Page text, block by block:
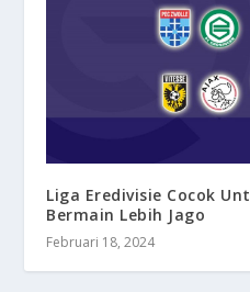
Liga Eredivisie Cocok
Bermain Lebih Jago
Februari 18, 2024